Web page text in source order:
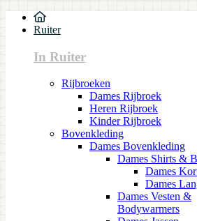
Ruiter
In Ruiter
Rijbroeken
Dames Rijbroek
Heren Rijbroek
Kinder Rijbroek
Bovenkleding
Dames Bovenkleding
Dames Shirts &
Dames
Dames
Dames Vesten &
Bodywarmers